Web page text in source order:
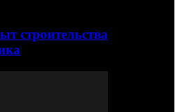
строительства